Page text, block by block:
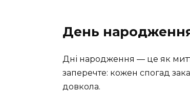
День
Дні народження — це як
заперечте: кожен спогад
довкола.